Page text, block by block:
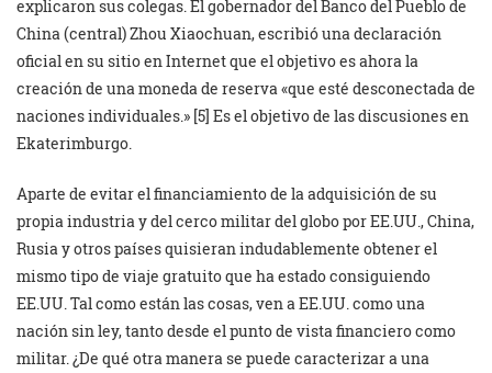
explicaron sus colegas. El gobernador del Banco del Pueblo de
China (central) Zhou Xiaochuan, escribió una declaración
oficial en su sitio en Internet que el objetivo es ahora la
creación de una moneda de reserva «que esté desconectada de
naciones individuales.» [5] Es el objetivo de las discusiones en
Ekaterimburgo.
Aparte de evitar el financiamiento de la adquisición de su
propia industria y del cerco militar del globo por EE.UU., China,
Rusia y otros países quisieran indudablemente obtener el
mismo tipo de viaje gratuito que ha estado consiguiendo
EE.UU. Tal como están las cosas, ven a EE.UU. como una
nación sin ley, tanto desde el punto de vista financiero como
militar. ¿De qué otra manera se puede caracterizar a una